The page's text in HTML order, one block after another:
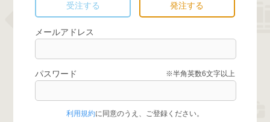
受注する 発注する
メールアドレス
パスワード ※半角英数6文字以上
利用規約に同意のうえ、ご登録ください。